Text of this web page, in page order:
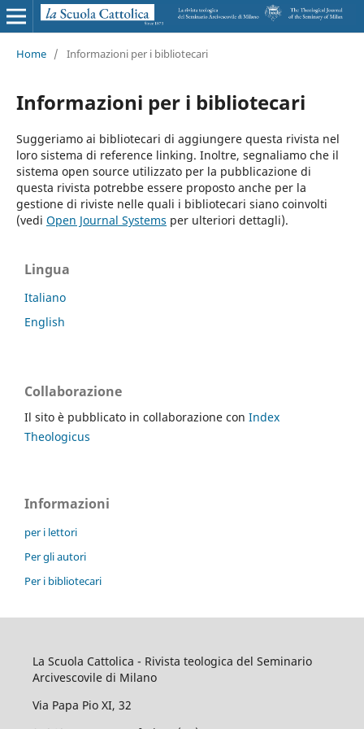
Home / Informazioni per i bibliotecari
Informazioni per i bibliotecari
Suggeriamo ai bibliotecari di aggiungere questa rivista nel
loro sistema di reference linking. Inoltre, segnaliamo che il
sistema open source utilizzato per la pubblicazione di
questa rivista potrebbe essere proposto anche per la
gestione di riviste nelle quali i bibliotecari siano coinvolti
(vedi Open Journal Systems per ulteriori dettagli).
Lingua
Italiano
English
Collaborazione
Il sito è pubblicato in collaborazione con Index
Theologicus
Informazioni
per i lettori
Per gli autori
Per i bibliotecari
La Scuola Cattolica - Rivista teologica del Seminario
Arcivescovile di Milano
Via Papa Pio XI, 32